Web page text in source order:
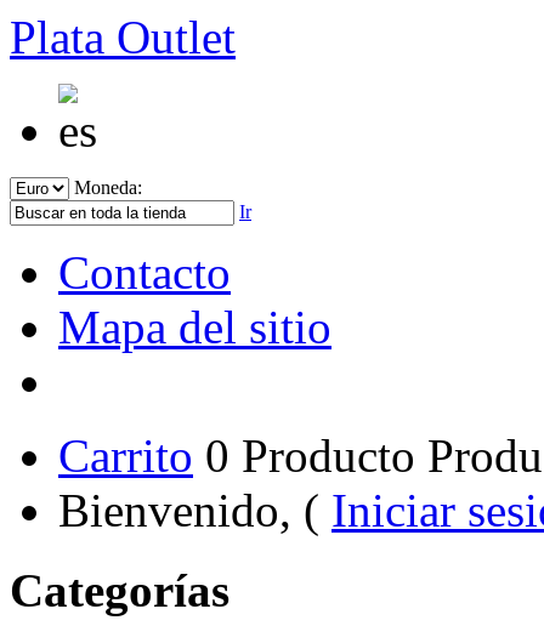
Plata Outlet
Moneda:
Ir
Contacto
Mapa del sitio
Carrito 0 Producto
Bienvenido, ( Iniciar
Categorías